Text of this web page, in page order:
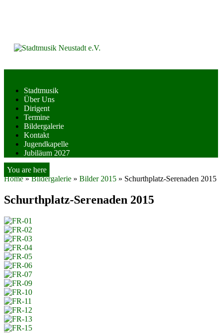
Stadtmusik
Über Uns
Dirigent
Termine
Bildergalerie
Kontakt
Jugendkapelle
Jubiläum 2027
You are here
Home»Bildergalerie » Bilder 2015 » Schurthplatz-Serenaden 2015
Schurthplatz-Serenaden 2015